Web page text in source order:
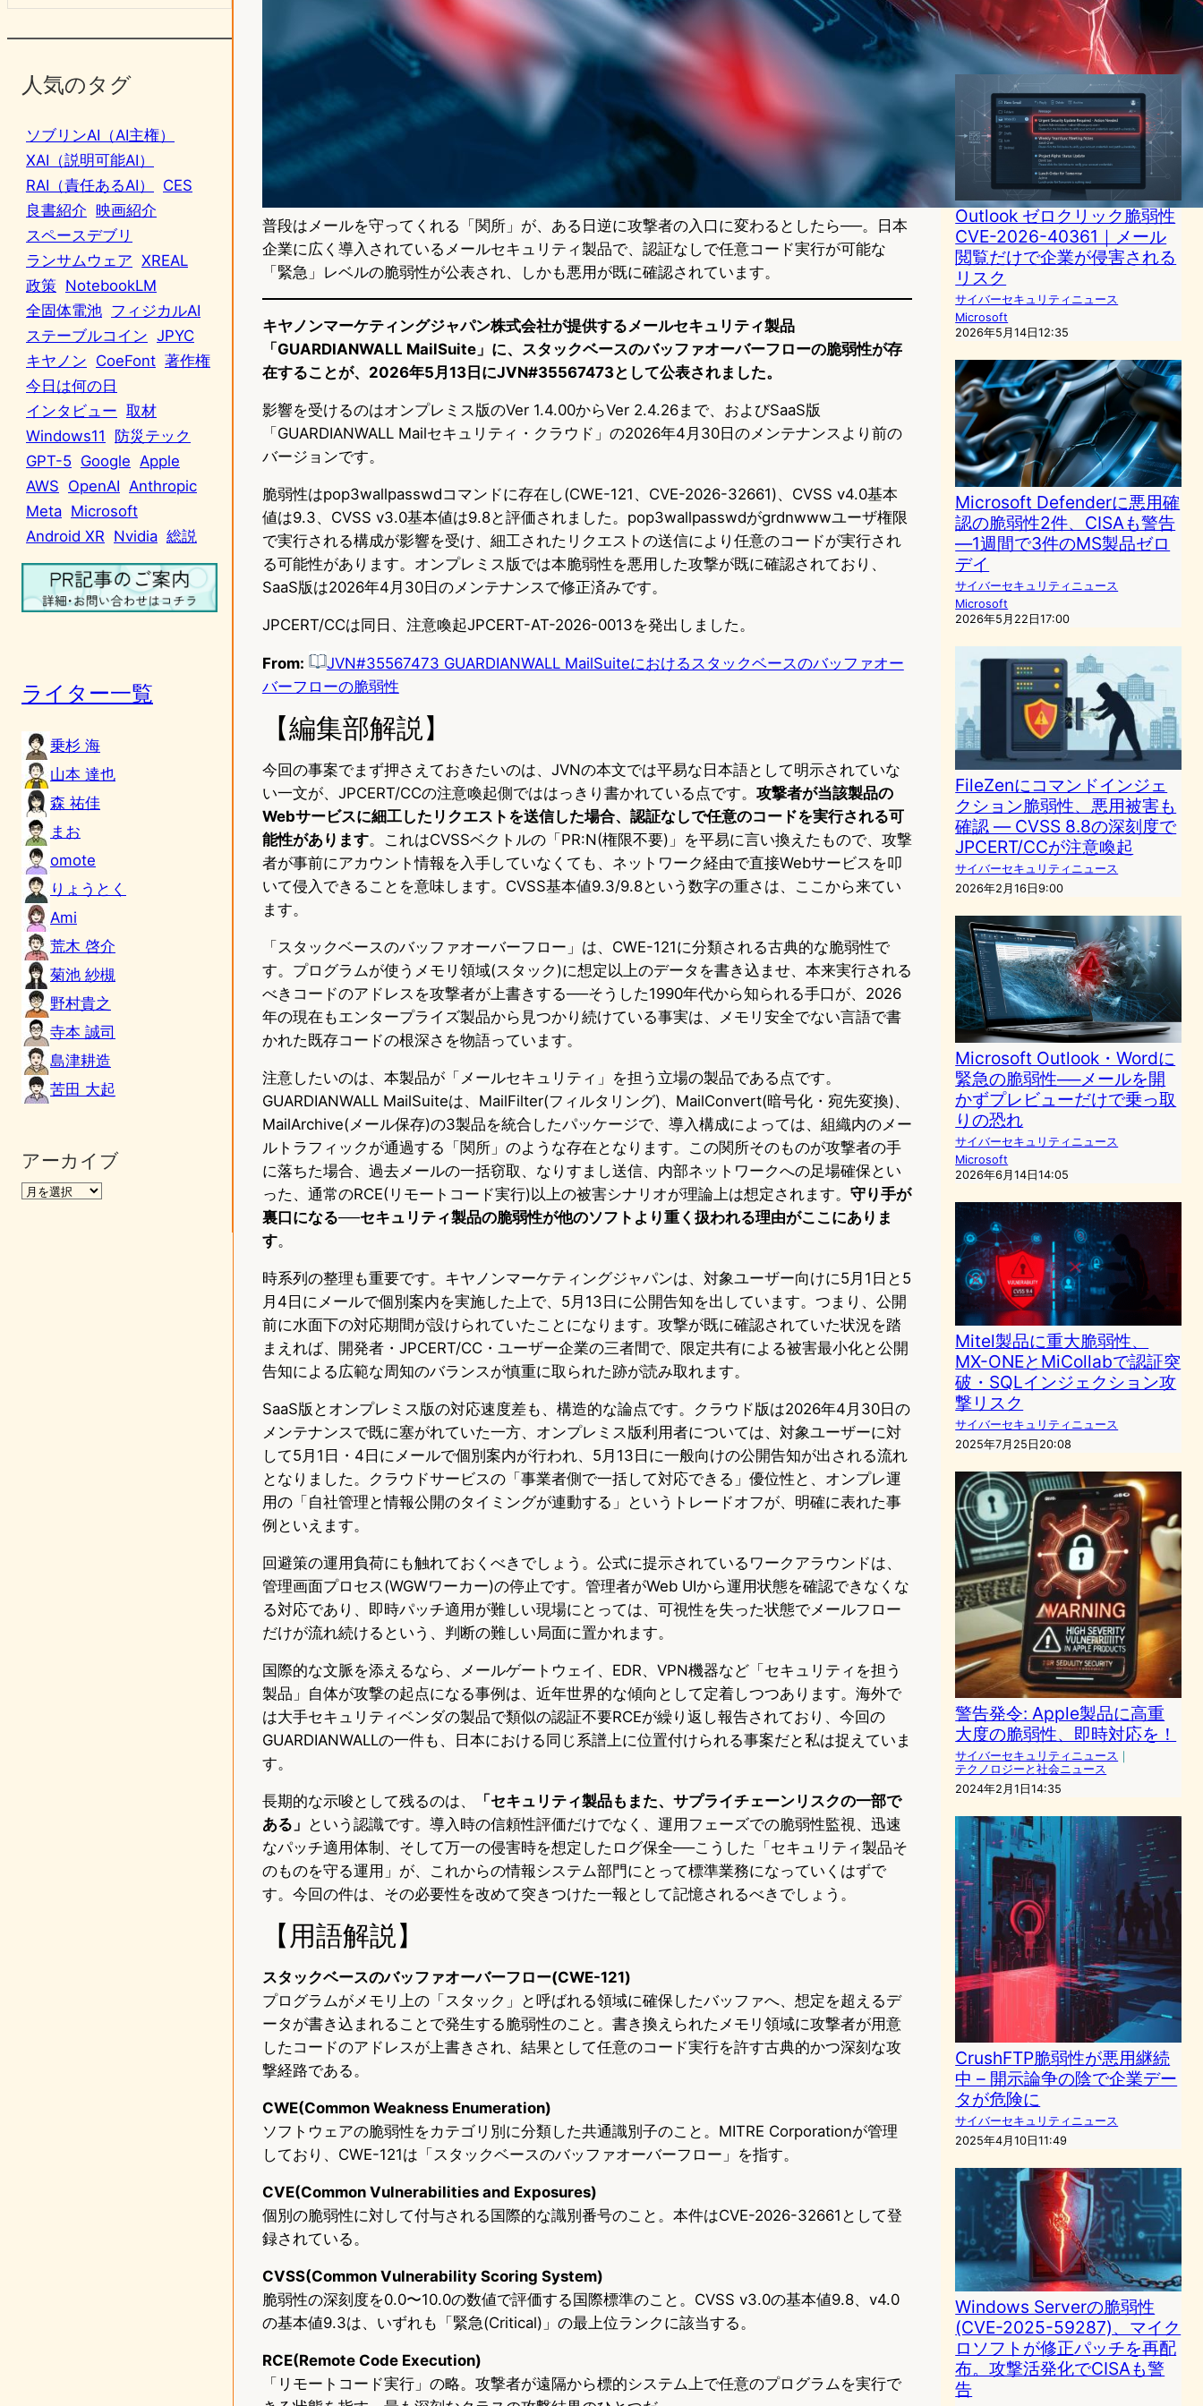
人気のタグ
ソブリンAI（AI主権）
XAI（説明可能AI）
RAI（責任あるAI）
CES
良書紹介 映画紹介
スペースデブリ
ランサムウェア XREAL
政策 NotebookLM
全固体電池 フィジカルAI
ステーブルコイン JPYC
キヤノン CoeFont 著作権
今日は何の日
インタビュー 取材
Windows11
防災テック
GPT-5 Google Apple
AWS OpenAI Anthropic
Meta Microsoft
Android XR Nvidia 総説
ライター一覧
乗杉 海
山本 達也
森 祐佳
まお
omote
りょうとく
Ami
荒木 啓介
菊池 紗槻
野村貴之
寺本 誠司
島津耕造
苦田 大起
アーカイブ
普段はメールを守ってくれる「関所」が、ある日逆に攻撃者の入口に変わるとしたら──。日本
企業に広く導入されているメールセキュリティ製品で、認証なしで任意コード実行が可能な
「緊急」レベルの脆弱性が公表され、しかも悪用が既に確認されています。
キヤノンマーケティングジャパン株式会社が提供するメールセキュリティ製品
「GUARDIANWALL MailSuite」に、スタックベースのバッファオーバーフローの脆弱性が存
在することが、2026年5月13日にJVN#35567473として公表されました。
影響を受けるのはオンプレミス版のVer 1.4.00からVer 2.4.26まで、およびSaaS版
「GUARDIANWALL Mailセキュリティ・クラウド」の2026年4月30日のメンテナンスより前の
バージョンです。
脆弱性はpop3wallpasswdコマンドに存在し(CWE-121、CVE-2026-32661)、CVSS v4.0基本
値は9.3、CVSS v3.0基本値は9.8と評価されました。pop3wallpasswdがgrdnwwwユーザ権限
で実行される構成が影響を受け、細工されたリクエストの送信により任意のコードが実行され
る可能性があります。オンプレミス版では本脆弱性を悪用した攻撃が既に確認されており、
SaaS版は2026年4月30日のメンテナンスで修正済みです。
JPCERT/CCは同日、注意喚起JPCERT-AT-2026-0013を発出しました。
From:
JVN#35567473 GUARDIANWALL MailSuiteにおけるスタックベースのバッファオー
バーフローの脆弱性
【編集部解説】
今回の事案でまず押さえておきたいのは、JVNの本文では平易な日本語として明示されていな
い一文が、JPCERT/CCの注意喚起側でははっきり書かれている点です。 攻撃者が当該製品の
Webサービスに細工したリクエストを送信した場合、認証なしで任意のコードを実行される可
能性があります。これはCVSSベクトルの「PR:N(権限不要)」を平易に言い換えたもので、攻撃
者が事前にアカウント情報を入手していなくても、ネットワーク経由で直接Webサービスを叩
いて侵入できることを意味します。CVSS基本値9.3/9.8という数字の重さは、ここから来てい
ます。
「スタックベースのバッファオーバーフロー」は、CWE-121に分類される古典的な脆弱性で
す。プログラムが使うメモリ領域(スタック)に想定以上のデータを書き込ませ、本来実行される
べきコードのアドレスを攻撃者が上書きする──そうした1990年代から知られる手口が、2026
年の現在もエンタープライズ製品から見つかり続けている事実は、メモリ安全でない言語で書
かれた既存コードの根深さを物語っています。
注意したいのは、本製品が「メールセキュリティ」を担う立場の製品である点です。
GUARDIANWALL MailSuiteは、MailFilter(フィルタリング)、MailConvert(暗号化・宛先変換)、
MailArchive(メール保存)の3製品を統合したパッケージで、導入構成によっては、組織内のメー
ルトラフィックが通過する「関所」のような存在となります。この関所そのものが攻撃者の手
に落ちた場合、過去メールの一括窃取、なりすまし送信、内部ネットワークへの足場確保とい
った、通常のRCE(リモートコード実行)以上の被害シナリオが理論上は想定されます。 守り手が
裏口になる──セキュリティ製品の脆弱性が他のソフトより重く扱われる理由がここにありま
す。
時系列の整理も重要です。キヤノンマーケティングジャパンは、対象ユーザー向けに5月1日と5
月4日にメールで個別案内を実施した上で、5月13日に公開告知を出しています。つまり、公開
前に水面下の対応期間が設けられていたことになります。攻撃が既に確認されていた状況を踏
まえれば、開発者・JPCERT/CC・ユーザー企業の三者間で、限定共有による被害最小化と公開
告知による広範な周知のバランスが慎重に取られた跡が読み取れます。
SaaS版とオンプレミス版の対応速度差も、構造的な論点です。クラウド版は2026年4月30日の
メンテナンスで既に塞がれていた一方、オンプレミス版利用者については、対象ユーザーに対
して5月1日・4日にメールで個別案内が行われ、5月13日に一般向けの公開告知が出される流れ
となりました。クラウドサービスの「事業者側で一括して対応できる」優位性と、オンプレ運
用の「自社管理と情報公開のタイミングが連動する」というトレードオフが、明確に表れた事
例といえます。
回避策の運用負荷にも触れておくべきでしょう。公式に提示されているワークアラウンドは、
管理画面プロセス(WGWワーカー)の停止です。管理者がWeb UIから運用状態を確認できなくな
る対応であり、即時パッチ適用が難しい現場にとっては、可視性を失った状態でメールフロー
だけが流れ続けるという、判断の難しい局面に置かれます。
国際的な文脈を添えるなら、メールゲートウェイ、EDR、VPN機器など「セキュリティを担う
製品」自体が攻撃の起点になる事例は、近年世界的な傾向として定着しつつあります。海外で
は大手セキュリティベンダの製品で類似の認証不要RCEが繰り返し報告されており、今回の
GUARDIANWALLの一件も、日本における同じ系譜上に位置付けられる事案だと私は捉えていま
す。
長期的な示唆として残るのは、
「セキュリティ製品もまた、サプライチェーンリスクの一部で
ある」 という認識です。導入時の信頼性評価だけでなく、運用フェーズでの脆弱性監視、迅速
なパッチ適用体制、そして万一の侵害時を想定したログ保全──こうした「セキュリティ製品そ
のものを守る運用」が、これからの情報システム部門にとって標準業務になっていくはずで
す。今回の件は、その必要性を改めて突きつけた一報として記憶されるべきでしょう。
【用語解説】
スタックベースのバッファオーバーフロー(CWE-121)
プログラムがメモリ上の「スタック」と呼ばれる領域に確保したバッファへ、想定を超えるデ
ータが書き込まれることで発生する脆弱性のこと。書き換えられたメモリ領域に攻撃者が用意
したコードのアドレスが上書きされ、結果として任意のコード実行を許す古典的かつ深刻な攻
撃経路である。
CWE(Common Weakness Enumeration)
ソフトウェアの脆弱性をカテゴリ別に分類した共通識別子のこと。MITRE Corporationが管理
しており、CWE-121は「スタックベースのバッファオーバーフロー」を指す。
CVE(Common Vulnerabilities and Exposures)
個別の脆弱性に対して付与される国際的な識別番号のこと。本件はCVE-2026-32661として登
録されている。
CVSS(Common Vulnerability Scoring System)
脆弱性の深刻度を0.0〜10.0の数値で評価する国際標準のこと。CVSS v3.0の基本値9.8、v4.0
の基本値9.3は、いずれも「緊急(Critical)」の最上位ランクに該当する。
RCE(Remote Code Execution)
「リモートコード実行」の略。攻撃者が遠隔から標的システム上で任意のプログラムを実行で
が可能に
サイバーセキュリティニュース
2025年4月25日12:30
Outlook ゼロクリック脆弱性
CVE-2026-40361｜メール
閲覧だけで企業が侵害される
リスク
サイバーセキュリティニュース
Microsoft
2026年5月14日12:35
Microsoft Defenderに悪用確
認の脆弱性2件、CISAも警告
―1週間で3件のMS製品ゼロ
デイ
サイバーセキュリティニュース
Microsoft
2026年5月22日17:00
FileZenにコマンドインジェ
クション脆弱性、悪用被害も
確認 ― CVSS 8.8の深刻度で
JPCERT/CCが注意喚起
サイバーセキュリティニュース
2026年2月16日9:00
Microsoft Outlook・Wordに
緊急の脆弱性──メールを開
かずプレビューだけで乗っ取
りの恐れ
サイバーセキュリティニュース
Microsoft
2026年6月14日14:05
Mitel製品に重大脆弱性、
MX-ONEとMiCollabで認証突
破・SQLインジェクション攻
撃リスク
サイバーセキュリティニュース
2025年7月25日20:08
警告発令: Apple製品に高重
大度の脆弱性、即時対応を！
サイバーセキュリティニュース ｜
テクノロジーと社会ニュース
2024年2月1日14:35
CrushFTP脆弱性が悪用継続
中 – 開示論争の陰で企業デー
タが危険に
サイバーセキュリティニュース
2025年4月10日11:49
Windows Serverの脆弱性
(CVE-2025-59287)、マイク
ロソフトが修正パッチを再配
布。攻撃活発化でCISAも警
告